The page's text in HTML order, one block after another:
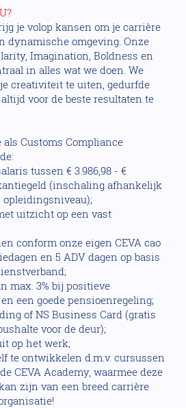
je volop kansen om je carrière
dynamische omgeving. Onze
Imagination, Boldness en
in alles wat we doen. We
creativiteit te uiten, gedurfde
voor de beste resultaten te
als Customs Compliance
tussen € 3.986,98 - €
(inschaling afhankelijk
uitzicht op een vast
conform onze eigen CEVA cao
en 5 ADV dagen op basis
max. 3% bij positieve
een goede pensioenregeling;
of NS Business Card (gratis
voor de deur);
op het werk;
te ontwikkelen d.m.v. cursussen
CEVA Academy, waarmee deze
zijn van een breed carrière